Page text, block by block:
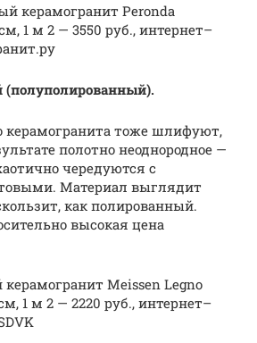
керамогранит Peronda
1 м 2 — 3550 руб., интернет–
керамогранита тоже шлифуют,
полотно неоднородное —
чередуются с
Материал выглядит
как полированный.
высокая цена
Meissen Legno
1 м 2 — 2220 руб., интернет–